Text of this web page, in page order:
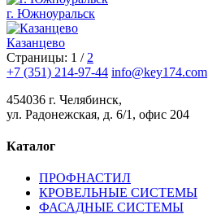
г. Южноуральск
Казанцево
Страницы: 1 / 2
+7 (351) 214-97-44 info@key174.com
454036 г. Челябинск,
ул. Радонежская, д. 6/1, офис 204
Каталог
ПРОФНАСТИЛ
КРОВЕЛЬНЫЕ СИСТЕМЫ
ФАСАДНЫЕ СИСТЕМЫ